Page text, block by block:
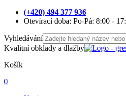
(+420) 494 377 936
Otevírací doba: Po-Pá: 8:00 -
Vyhledávání
Kvalitní obklady a dlažby
Košík
0